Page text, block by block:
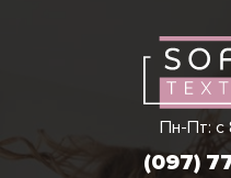
Пн-Пт: с
(097)
(097)